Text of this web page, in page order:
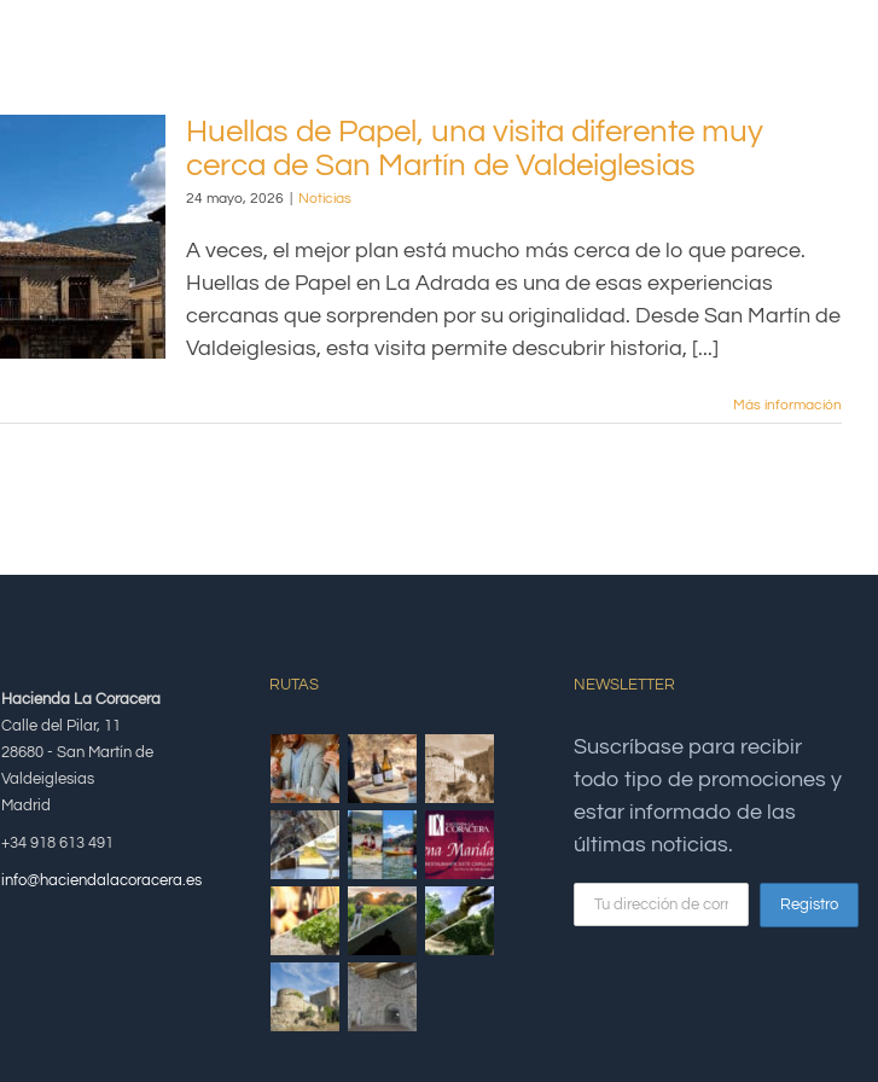
Huellas de Papel, una visita diferente muy
cerca de San Martín de Valdeiglesias
24 mayo, 2026 Noticias
A veces, el mejor plan está mucho más cerca de lo que parece.
Huellas de Papel en La Adrada es una de esas experiencias
cercanas que sorprenden por su originalidad. Desde San Martín de
Valdeiglesias, esta visita permite descubrir historia, [...]
Más información
Hacienda La Coracera
Calle del Pilar, 11
28680 - San Martín de
Valdeiglesias
Madrid
+34 918 613 491
info@haciendalacoracera.es
RUTAS NEWSLETTER
Suscríbase para recibir
todo tipo de promociones y
estar informado de las
últimas noticias.